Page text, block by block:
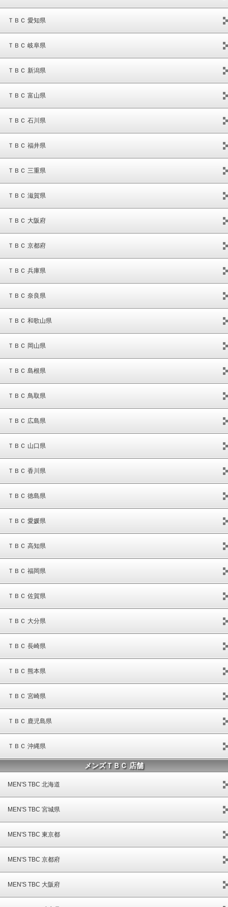
ＴＢＣ 愛知県
ＴＢＣ 岐阜県
ＴＢＣ 新潟県
ＴＢＣ 富山県
ＴＢＣ 石川県
ＴＢＣ 福井県
ＴＢＣ 三重県
ＴＢＣ 滋賀県
ＴＢＣ 大阪府
ＴＢＣ 京都府
ＴＢＣ 兵庫県
ＴＢＣ 奈良県
ＴＢＣ 和歌山県
ＴＢＣ 岡山県
ＴＢＣ 島根県
ＴＢＣ 鳥取県
ＴＢＣ 広島県
ＴＢＣ 山口県
ＴＢＣ 香川県
ＴＢＣ 徳島県
ＴＢＣ 愛媛県
ＴＢＣ 高知県
ＴＢＣ 福岡県
ＴＢＣ 佐賀県
ＴＢＣ 大分県
ＴＢＣ 長崎県
ＴＢＣ 熊本県
ＴＢＣ 宮崎県
ＴＢＣ 鹿児島県
ＴＢＣ 沖縄県
メンズＴＢＣ 店舗
MEN'S TBC 北海道
MEN'S TBC 宮城県
MEN'S TBC 東京都
MEN'S TBC 京都府
MEN'S TBC 大阪府